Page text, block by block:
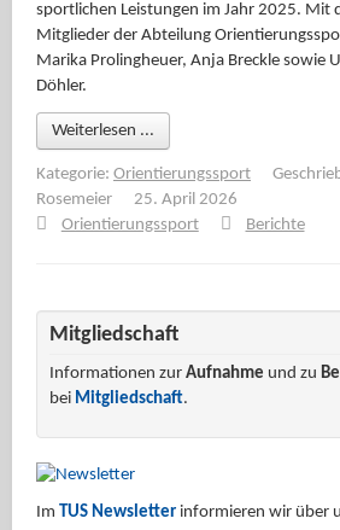
sportlichen Leistungen im Jahr 2025. Mit
Mitglieder der Abteilung
Marika Prolingheuer, Anja Breckle sowie
Döhler.
Weiterlesen ...
Kategorie: Orientierungssport
Rosemeier
25. April 2026
Orientierungssport
Berichte
Mitgliedschaft
Informationen zur Aufnahme und zu
bei Mitgliedschaft.
Im TUS Newsletter informieren wir über